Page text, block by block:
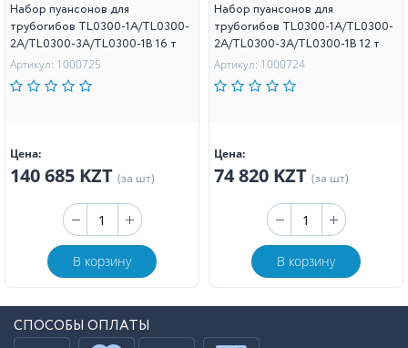
Набор пуансонов для
трубогибов TL0300-1A/TL0300-
2A/TL0300-3A/TL0300-1B 16 т
Артикул: 1000725
Цена:
140 685 KZT (за шт)
В корзину
Набор пуансонов для
трубогибов TL0300-1A/TL0300-
2A/TL0300-3A/TL0300-1B 12 т
Артикул: 1000724
Цена:
74 820 KZT (за шт)
В корзину
СПОСОБЫ ОПЛАТЫ